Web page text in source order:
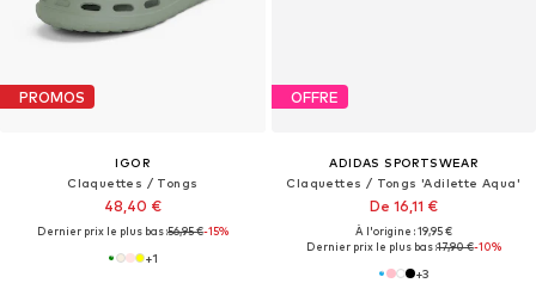
PROMOS
IGOR
Claquettes / Tongs
48,40 €
Dernier prix le plus bas :56,95 €-15%
+1
OFFRE
ADIDAS SPORTSWEAR
Claquettes / Tongs 'Adilette Aqua'
De 16,11 €
À l'origine : 19,95 €
Dernier prix le plus bas :17,90 €-10%
+3